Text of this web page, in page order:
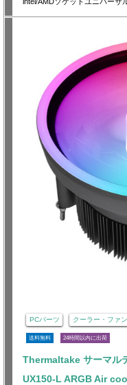
PCパーツ クーラー・ファン
送料無料 24時間以内に出荷
Thermaltake サーマル
UX150-L ARGB Air